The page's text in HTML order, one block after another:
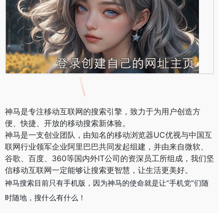
神马是专注移动互联网的搜索引擎，致力于为用户创造方
便、快捷、开放的移动搜索新体验。
神马是一支创业团队，由知名的移动浏览器UC优视与中国互
联网行业领军企业阿里巴巴共同发起组建，并由来自微软、
谷歌、百度、360等国内外IT公司的资深员工所组成，我们坚
信移动互联网一定能够让搜索更智慧，让生活更美好。
神马搜索目前只有手机版，因为神马的使命就是让“手机党”们随
时随地，搜什么有什么！